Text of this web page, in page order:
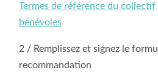
Termes de référence du collectif
bénévoles
2 / Remplissez et signez le
recommandation